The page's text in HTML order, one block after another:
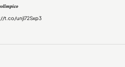
t.co/unjl72Sxp3